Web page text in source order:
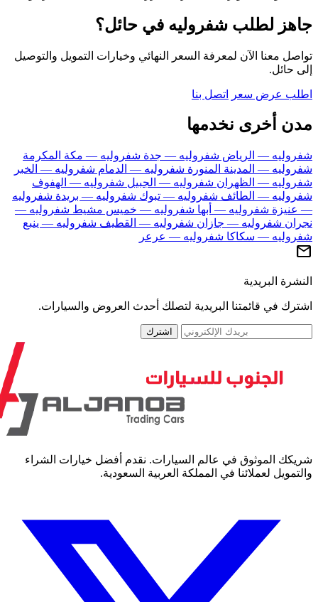
لطلب شفروليه في حائل؟
معنا الآن لمعرفة السعر النهائي وخيارات التمويل والتوصيل
حائل.
عرض سعر اتصل بنا
أخرى نخدمها
— الرياضشفروليه — جدة شفروليه — مكة المكرمة
— المدينة المنورةشفروليه — الدمامشفروليه — الخبر
— الظهرانشفروليه — الجبيلشفروليه — الهفوف
— الطائفشفروليه — تبوكشفروليه — بريدة شفروليه
شفروليه — أبهاشفروليه — خميس مشيطشفروليه —
شفروليه — جازانشفروليه — القطيفشفروليه — ينبع
— سكاكاشفروليه — عرعر
البريدية
في قائمتنا البريدية لتصلك أحدث العروض والسيارات.
اشترك
الموثوق في عالم السيارات. نقدم أفضل خيارات الشراء
لعملائنا في المملكة العربية السعودية.